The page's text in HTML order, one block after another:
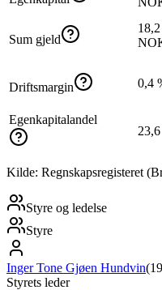
Sum gjeld
Driftsmargin 0,4
Egenkapitalandel
Kilde: Regnskapsregisteret
Styre og ledelse
Styre
Inger Tone Gjøen Hundvin(
Styrets leder